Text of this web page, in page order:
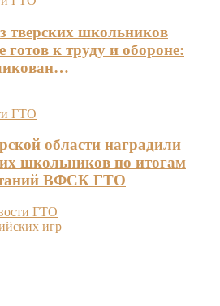
тверских школьников
готов к труду и обороне:
ГТО
области наградили
школьников по итогам
ВФСК ГТО
ГТО
игр